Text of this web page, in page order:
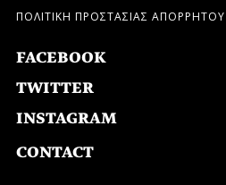
ΠΟΛΙΤΙΚΗ ΠΡΟΣΤΑΣΙΑΣ ΑΠΟΡΡΗΤΟΥ
FACEBOOK
TWITTER
INSTAGRAM
CONTACT